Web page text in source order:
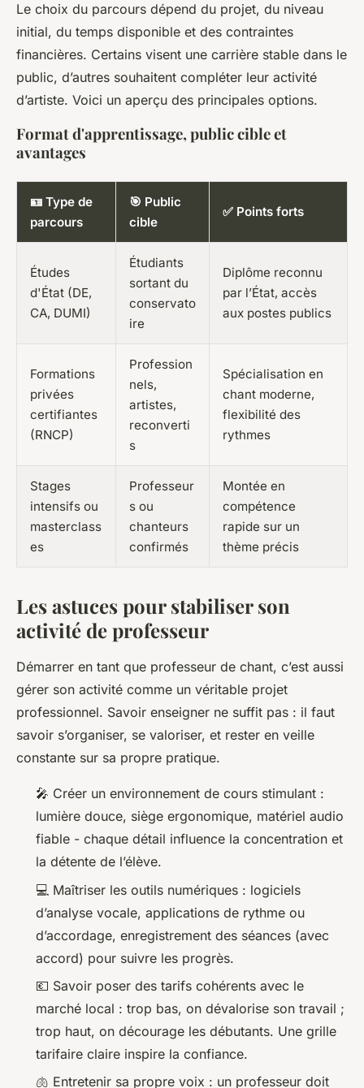
Le choix du parcours dépend du projet, du niveau
initial, du temps disponible et des contraintes
financières. Certains visent une carrière stable dans le
public, d’autres souhaitent compléter leur activité
d’artiste. Voici un aperçu des principales options.
Format d'apprentissage, public cible et
avantages
🪪 Type de
parcours
🎯 Public
cible
✅ Points forts
Études
d'État (DE,
CA, DUMI)
Étudiants
sortant du
conservato
ire
Diplôme reconnu
par l’État, accès
aux postes publics
Formations
privées
certifiantes
(RNCP)
Profession
nels,
artistes,
reconverti
s
Spécialisation en
chant moderne,
flexibilité des
rythmes
Stages
intensifs ou
masterclass
es
Professeur
s ou
chanteurs
confirmés
Montée en
compétence
rapide sur un
thème précis
Les astuces pour stabiliser son
activité de professeur
Démarrer en tant que professeur de chant, c’est aussi
gérer son activité comme un véritable projet
professionnel. Savoir enseigner ne suffit pas : il faut
savoir s’organiser, se valoriser, et rester en veille
constante sur sa propre pratique.
🎤 Créer un environnement de cours stimulant :
lumière douce, siège ergonomique, matériel audio
fiable - chaque détail influence la concentration et
la détente de l’élève.
💻 Maîtriser les outils numériques : logiciels
d’analyse vocale, applications de rythme ou
d’accordage, enregistrement des séances (avec
accord) pour suivre les progrès.
💶 Savoir poser des tarifs cohérents avec le
marché local : trop bas, on dévalorise son travail ;
trop haut, on décourage les débutants. Une grille
tarifaire claire inspire la confiance.
🫁 Entretenir sa propre voix : un professeur doit